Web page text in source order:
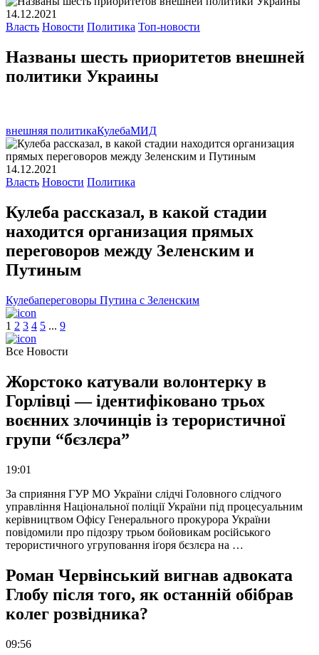
14.12.2021
Власть Новости Политика Топ-новости
Названы шесть приоритетов внешней
политики Украины
внешняя политикаКулебаМИД
14.12.2021
Власть Новости Политика
Кулеба рассказал, в какой стадии
находится организация прямых
переговоров между Зеленским и
Путиным
Кулебапереговоры Путина с Зеленским
1 2 3 4 5 ... 9
Все Новости
Жорстоко катували волонтерку в
Горлівці — ідентифіковано трьох
воєнних злочинців із терористичної
групи “бєзлєра”
19:01
За сприяння ГУР МО України слідчі Головного слідчого
управління Національної поліції України під процесуальним
керівництвом Офісу Генерального прокурора України
повідомили про підозру трьом бойовикам російського
терористичного угруповання іґоря бєзлєра на …
Роман Червінський вигнав адвоката
Глобу після того, як останній обібрав
колег розвідника?
09:56